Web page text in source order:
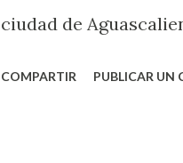
ciudad de
COMPARTIR PUBLICAR UN